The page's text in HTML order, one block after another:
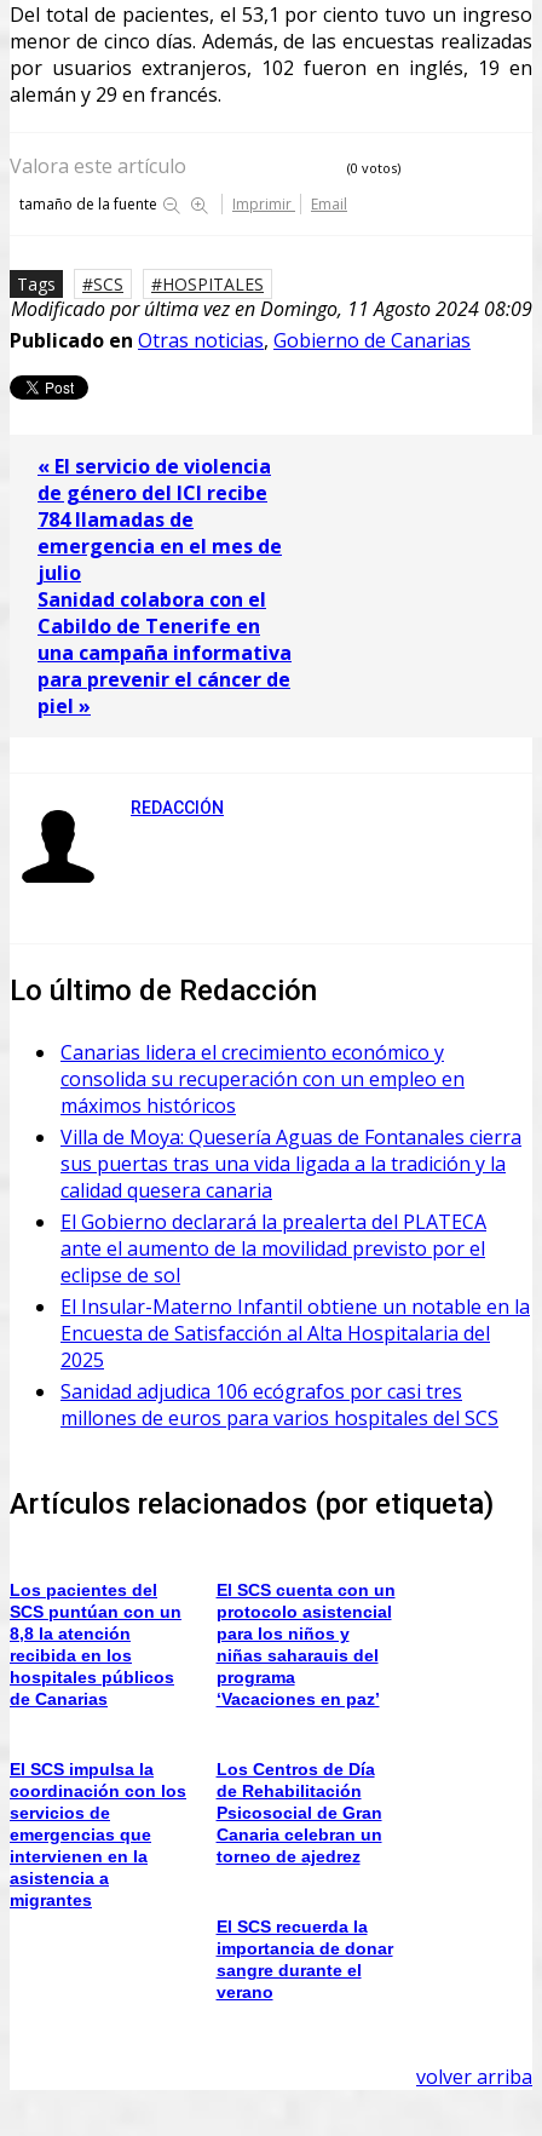
Del total de pacientes, el 53,1 por ciento tuvo un ingreso
menor de cinco días. Además, de las encuestas realizadas
por usuarios extranjeros, 102 fueron en inglés, 19 en
alemán y 29 en francés.
Valora este artículo (0 votos)
tamaño de la fuente Imprimir Email
Tags SCS HOSPITALES
Modificado por última vez en Domingo, 11 Agosto 2024 08:09
Publicado en Otras noticias, Gobierno de Canarias
« El servicio de violencia
de género del ICI recibe
784 llamadas de
emergencia en el mes de
julio
Sanidad colabora con el
Cabildo de Tenerife en
una campaña informativa
para prevenir el cáncer de
piel »
REDACCIÓN
Lo último de Redacción
Canarias lidera el crecimiento económico y
consolida su recuperación con un empleo en
máximos históricos
Villa de Moya: Quesería Aguas de Fontanales cierra
sus puertas tras una vida ligada a la tradición y la
calidad quesera canaria
El Gobierno declarará la prealerta del PLATECA
ante el aumento de la movilidad previsto por el
eclipse de sol
El Insular-Materno Infantil obtiene un notable en la
Encuesta de Satisfacción al Alta Hospitalaria del
2025
Sanidad adjudica 106 ecógrafos por casi tres
millones de euros para varios hospitales del SCS
Artículos relacionados (por etiqueta)
Los pacientes del
SCS puntúan con un
8,8 la atención
recibida en los
hospitales públicos
de Canarias
El SCS cuenta con un
protocolo asistencial
para los niños y
niñas saharauis del
programa
‘Vacaciones en paz’
El SCS impulsa la
coordinación con los
servicios de
emergencias que
intervienen en la
asistencia a
migrantes
Los Centros de Día
de Rehabilitación
Psicosocial de Gran
Canaria celebran un
torneo de ajedrez
El SCS recuerda la
importancia de donar
sangre durante el
verano
volver arriba